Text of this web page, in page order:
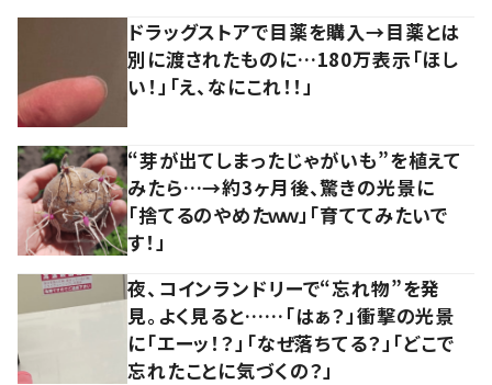
ドラッグストアで目薬を購入→目薬とは
別に渡されたものに…180万表示「ほし
い！」「え、なにこれ！！」
“芽が出てしまったじゃがいも”を植えて
みたら…→約3ヶ月後、驚きの光景に
「捨てるのやめたｗｗ」「育ててみたいで
す！」
夜、コインランドリーで“忘れ物”を発
見。よく見ると……「はぁ？」衝撃の光景
に「エーッ！？」「なぜ落ちてる？」「どこで
忘れたことに気づくの？」